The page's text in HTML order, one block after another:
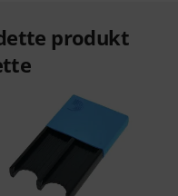
produkt